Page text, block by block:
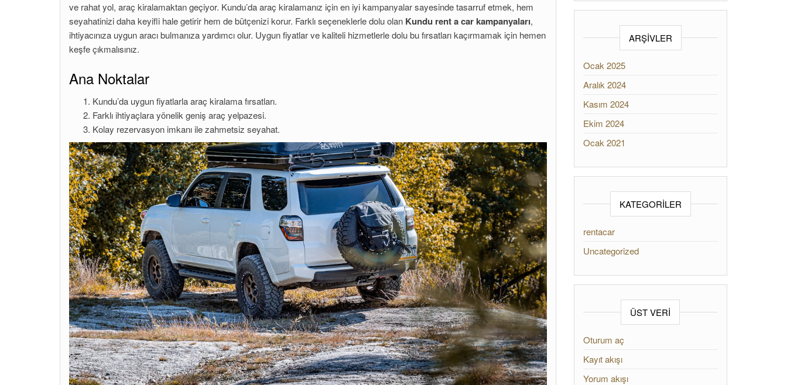
ve rahat yol, araç kiralamaktan geçiyor. Kundu’da araç kiralamanız için en iyi kampanyalar sayesinde tasarruf etmek, hem
seyahatinizi daha keyifli hale getirir hem de bütçenizi korur. Farklı seçeneklerle dolu olan Kundu rent a car kampanyaları,
ihtiyacınıza uygun aracı bulmanıza yardımcı olur. Uygun fiyatlar ve kaliteli hizmetlerle dolu bu fırsatları kaçırmamak için hemen
keşfe çıkmalısınız.
Ana Noktalar
Kundu’da uygun fiyatlarla araç kiralama fırsatları.
Farklı ihtiyaçlara yönelik geniş araç yelpazesi.
Kolay rezervasyon imkanı ile zahmetsiz seyahat.
ARŞIVLER
Ocak 2025
Aralık 2024
Kasım 2024
Ekim 2024
Ocak 2021
KATEGORILER
rentacar
Uncategorized
ÜST VERI
Oturum aç
Kayıt akışı
Yorum akışı